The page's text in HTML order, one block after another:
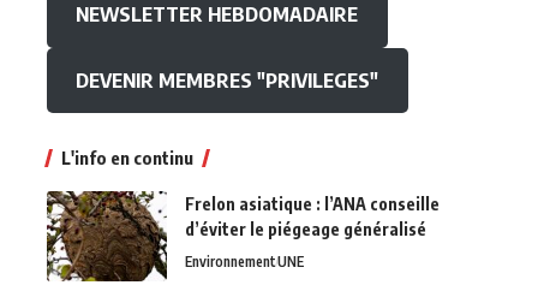
NEWSLETTER HEBDOMADAIRE
DEVENIR MEMBRES "PRIVILEGES"
L'info en continu
Frelon asiatique : l’ANA conseille
d’éviter le piégeage généralisé
EnvironnementUNE